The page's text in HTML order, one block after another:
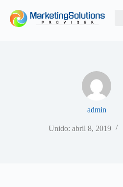
admin
Unido: abril 8, 2019